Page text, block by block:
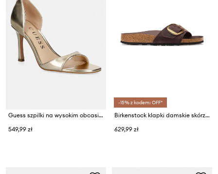
Guess szpilki na wysokim obcasie damskie KALICO
549,99 zł
-15% z kodem: OFF*
Birkenstock klapki damskie skórzane Madrid Big Buckle Oiled Leather
629,99 zł